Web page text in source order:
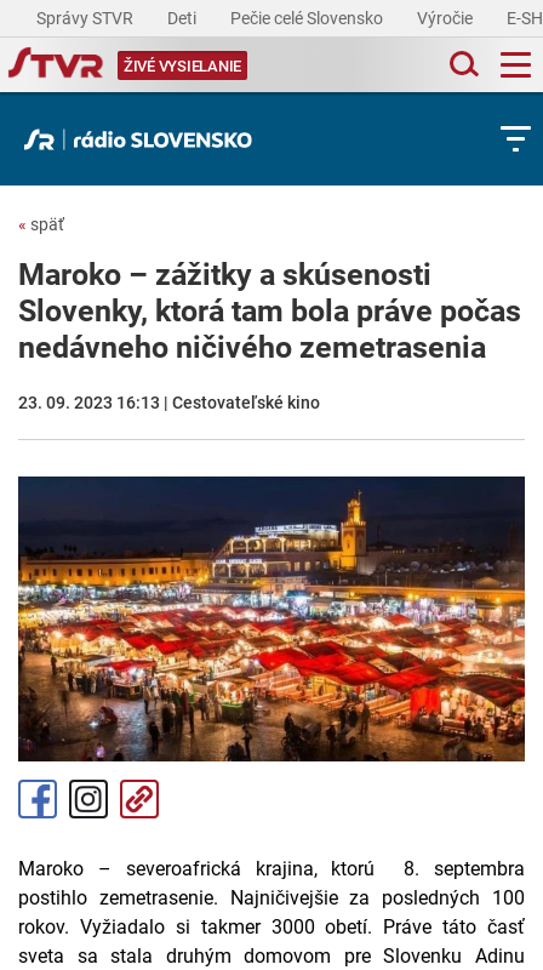
Správy STVR Deti Pečie celé Slovensko Výročie E-
ŽIVÉ VYSIELANIE
« späť
Maroko – zážitky a skúsenosti
Slovenky, ktorá tam bola práve počas
nedávneho ničivého zemetrasenia
23. 09. 2023 16:13 | Cestovateľské kino
Maroko – severoafrická krajina, ktorú 8. septembra
postihlo zemetrasenie. Najničivejšie za posledných 100
rokov. Vyžiadalo si takmer 3000 obetí. Práve táto časť
sveta sa stala druhým domovom pre Slovenku Adinu